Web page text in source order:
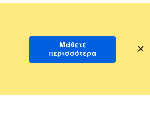
Μάθετε
περισσότερα